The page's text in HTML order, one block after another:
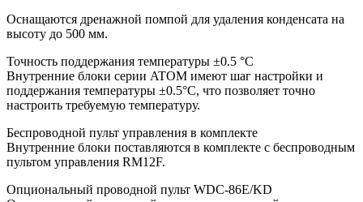
Оснащаются дренажной помпой для удаления конденсата на
высоту до 500 мм.
Точность поддержания температуры ±0.5 °C
Внутренние блоки серии ATOM имеют шаг настройки и
поддержания температуры ±0.5°С, что позволяет точно
настроить требуемую температуру.
Беспроводной пульт управления в комплекте
Внутренние блоки поставляются в комплекте с беспроводным
пультом управления RM12F.
Опциональный проводной пульт WDC-86E/KD